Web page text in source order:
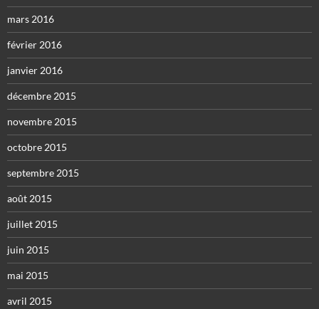
mars 2016
février 2016
janvier 2016
décembre 2015
novembre 2015
octobre 2015
septembre 2015
août 2015
juillet 2015
juin 2015
mai 2015
avril 2015